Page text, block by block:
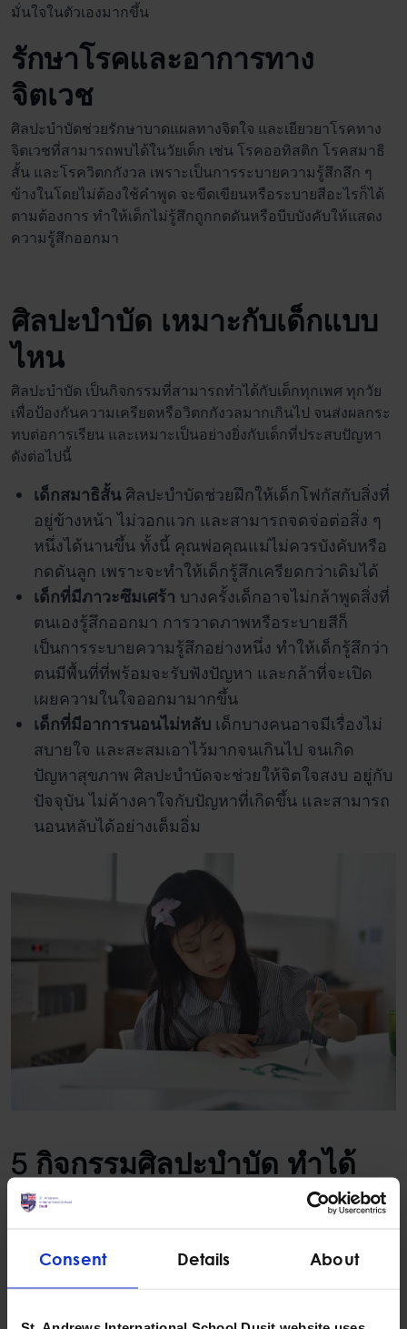
Consent Details About
มั่นใจในตัวเองมากขึ้น
รักษาโรคและอาการทาง
จิตเวช
ศิลปะบำบัดช่วยรักษาบาดแผลทางจิตใจ และเยียวยาโรคทาง
จิตเวชที่สามารถพบได้ในวัยเด็ก เช่น โรคออทิสติก โรคสมาธิ
สั้น และโรควิตกกังวล เพราะเป็นการระบายความรู้สึกลึก ๆ
ข้างในโดยไม่ต้องใช้คำพูด จะขีดเขียนหรือระบายสีอะไรก็ได้
ตามต้องการ ทำให้เด็กไม่รู้สึกถูกกดดันหรือบีบบังคับให้แสดง
ความรู้สึกออกมา
ศิลปะบำบัด เหมาะกับเด็กแบบ
ไหน
ศิลปะบำบัด เป็นกิจกรรมที่สามารถทำได้กับเด็กทุกเพศ ทุกวัย
เพื่อป้องกันความเครียดหรือวิตกกังวลมากเกินไป จนส่งผลกระ
ทบต่อการเรียน และเหมาะเป็นอย่างยิ่งกับเด็กที่ประสบปัญหา
ดังต่อไปนี้
เด็กสมาธิสั้น ศิลปะบำบัดช่วยฝึกให้เด็กโฟกัสกับสิ่งที่
อยู่ข้างหน้า ไม่วอกแวก และสามารถจดจ่อต่อสิ่ง ๆ
หนึ่งได้นานขึ้น ทั้งนี้ คุณพ่อคุณแม่ไม่ควรบังคับหรือ
กดดันลูก เพราะจะทำให้เด็กรู้สึกเครียดกว่าเดิมได้
เด็กที่มีภาวะซึมเศร้า บางครั้งเด็กอาจไม่กล้าพูดสิ่งที่
ตนเองรู้สึกออกมา การวาดภาพหรือระบายสีก็
เป็นการระบายความรู้สึกอย่างหนึ่ง ทำให้เด็กรู้สึกว่า
ตนมีพื้นที่ที่พร้อมจะรับฟังปัญหา และกล้าที่จะเปิด
เผยความในใจออกมามากขึ้น
เด็กที่มีอาการนอนไม่หลับ เด็กบางคนอาจมีเรื่องไม่
สบายใจ และสะสมเอาไว้มากจนเกินไป จนเกิด
ปัญหาสุขภาพ ศิลปะบำบัดจะช่วยให้จิตใจสงบ อยู่กับ
ปัจจุบัน ไม่ค้างคาใจกับปัญหาที่เกิดขึ้น และสามารถ
นอนหลับได้อย่างเต็มอิ่ม
5 กิจกรรมศิลปะบำบัด ทำได้
ง่าย ๆ และช่วยผ่อนคลาย